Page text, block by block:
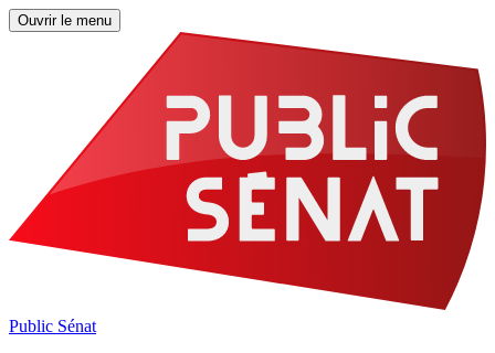
Ouvrir le menu
Public Sénat